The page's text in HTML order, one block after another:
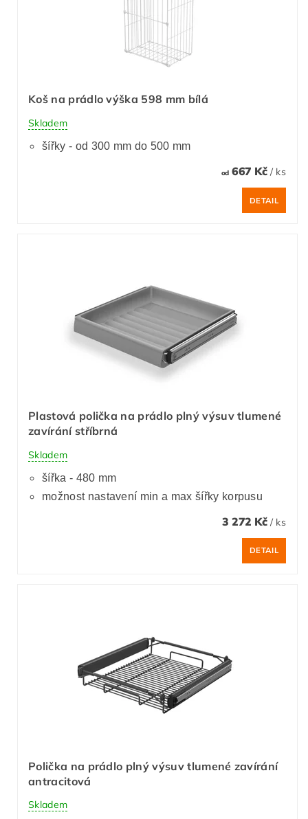
Koš na prádlo výška 598 mm bílá
Skladem
šířky - od 300 mm do 500 mm
od667 Kč / ks
DETAIL
Plastová polička na prádlo plný výsuv tlumené
zavírání stříbrná
Skladem
šířka - 480 mm
možnost nastavení min a max šířky korpusu
3 272 Kč / ks
DETAIL
Polička na prádlo plný výsuv tlumené zavírání
antracitová
Skladem